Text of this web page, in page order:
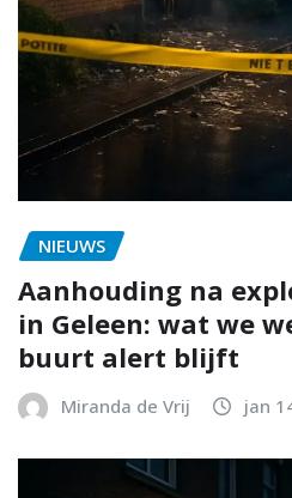
NIEUWS
Aanhouding na
in Geleen: wat we
buurt alert blijft
Miranda de Vrij jan